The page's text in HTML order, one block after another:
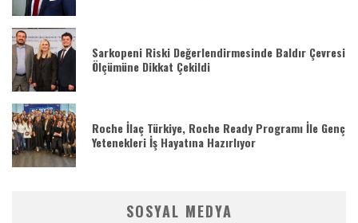
Sarkopeni Riski Değerlendirmesinde Baldır Çevresi
Ölçümüne Dikkat Çekildi
Roche İlaç Türkiye, Roche Ready Programı İle Genç
Yetenekleri İş Hayatına Hazırlıyor
SOSYAL MEDYA